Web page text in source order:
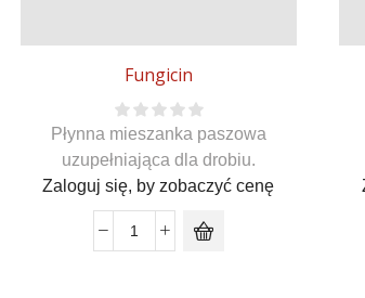
Fungicin
Płynna mieszanka paszowa
uzupełniająca dla drobiu.
Zaloguj się, by zobaczyć cenę